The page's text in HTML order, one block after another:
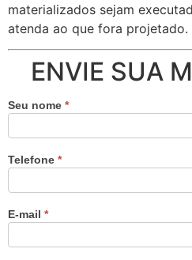
materializados sejam
atenda ao que fora projetado.
ENVIE SUA
Seu nome *
Telefone *
E-mail *